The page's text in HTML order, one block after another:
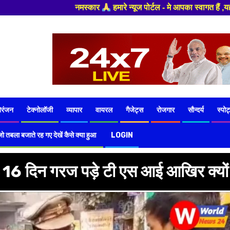
पोर्टल - मे आपका स्वागत हैं ,यहाँ आपको हमेशा ताजा खबरों से रूबरू
टेक्नोलॉजी व्यापार वायरल गैजेट्स रोजगार सौन्दर्य
जो तबला बजाते रह गए देखें कैसे क्या हुआ LOGIN
16 दिन गरज पड़े टी एस आई आखिर क्यों